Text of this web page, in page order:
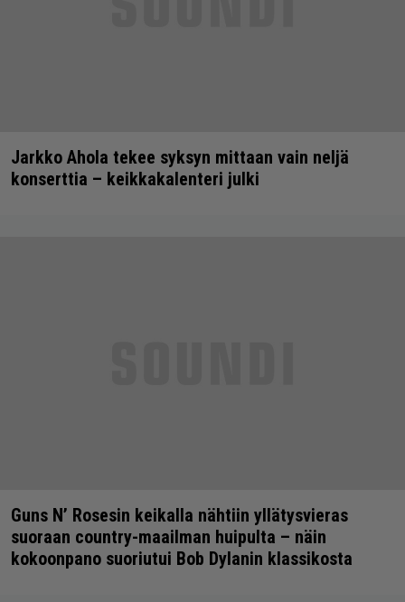
Jarkko Ahola tekee syksyn mittaan vain neljä
konserttia – keikkakalenteri julki
Guns N’ Rosesin keikalla nähtiin yllätysvieras
suoraan country-maailman huipulta – näin
kokoonpano suoriutui Bob Dylanin klassikosta